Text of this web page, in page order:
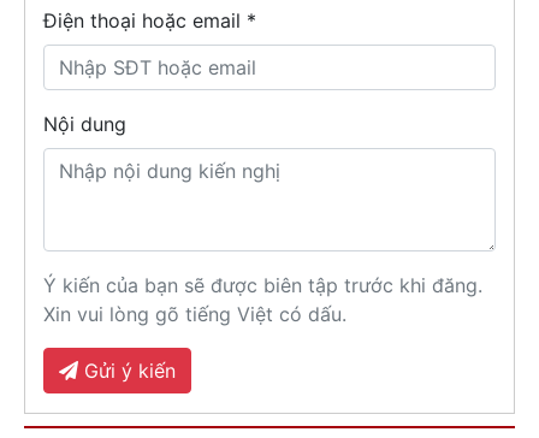
Điện thoại hoặc email *
Nội dung
Ý kiến của bạn sẽ được biên tập trước khi đăng.
Xin vui lòng gõ tiếng Việt có dấu.
Gửi ý kiến